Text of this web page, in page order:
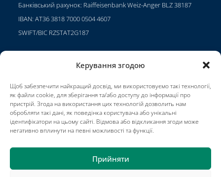
Керування згодою
Щоб забезпечити найкращий досвід, ми використовуємо такі технології,
як файли cookie, для зберігання та/або доступу до інформації про
пристрій. Згода на використання цих технологій дозволить нам
обробляти такі дані, як поведінка користувача або унікальні
ідентифікатори на цьому сайті. Відмова або відкликання згоди може
негативно вплинути на певні можливості та функції.
Прийняти
Банківський рахунок: Raiffeisenbank Weiz-Anger BLZ 38187
IBAN: AT36 3818 7000 0504 4607
SWIFT/BIC RZSTAT2G187
Кар'єра
Умови використання
Impressum